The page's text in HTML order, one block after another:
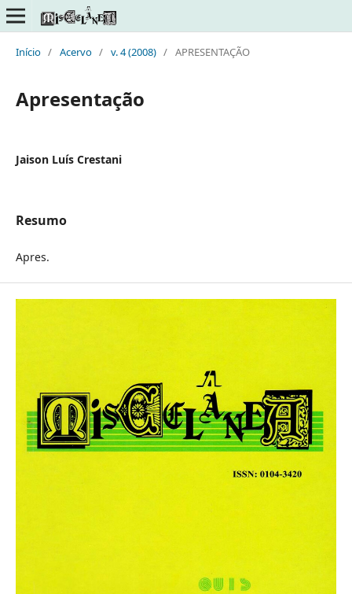
Início / Acervo / v. 4 (2008) / APRESENTAÇÃO
Apresentação
Jaison Luís Crestani
Resumo
Apres.